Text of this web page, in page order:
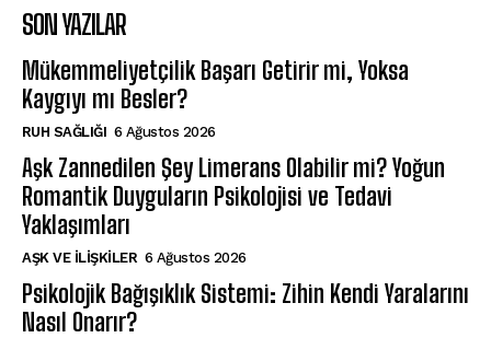
SON YAZILAR
Mükemmeliyetçilik Başarı Getirir mi, Yoksa
Kaygıyı mı Besler?
⁠RUH SAĞLIĞI 6 Ağustos 2026
Aşk Zannedilen Şey Limerans Olabilir mi? Yoğun
Romantik Duyguların Psikolojisi ve Tedavi
Yaklaşımları
AŞK VE İLIŞKILER 6 Ağustos 2026
Psikolojik Bağışıklık Sistemi: Zihin Kendi Yaralarını
Nasıl Onarır?